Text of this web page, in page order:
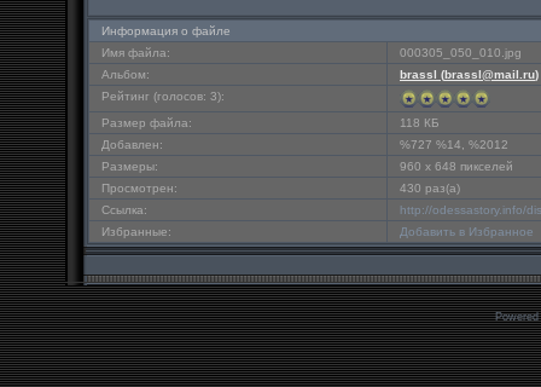
Информация о файле
Имя файла:
000305_050_010.jpg
Альбом:
brassl (brassl@mail.ru)
Рейтинг (голосов: 3):
Размер файла:
118 КБ
Добавлен:
%727 %14, %2012
Размеры:
960 x 648 пикселей
Просмотрен:
430 раз(а)
Ссылка:
http://odessastory.info/
Избранные:
Добавить в Избранное